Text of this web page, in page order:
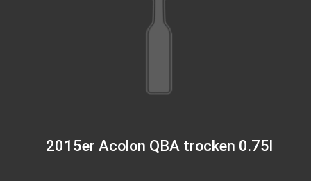
2015er Acolon QBA trocken 0.75l